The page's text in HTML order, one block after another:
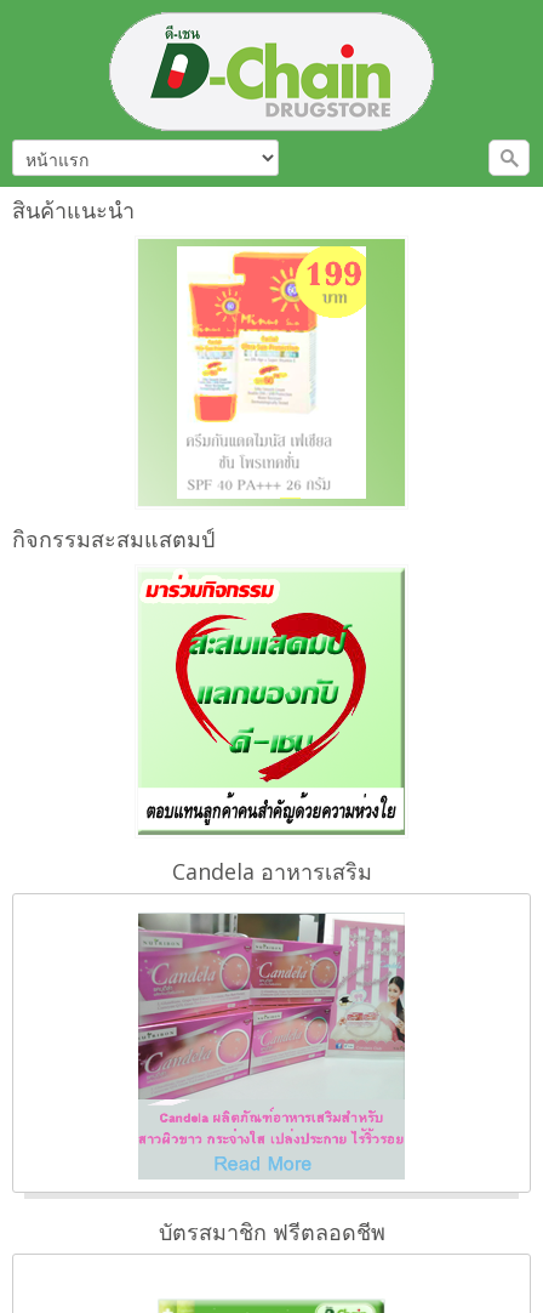
สินค้าแนะนำ
กิจกรรมสะสมแสตมป์
Candela อาหารเสริม
บัตรสมาชิก ฟรีตลอดชีพ